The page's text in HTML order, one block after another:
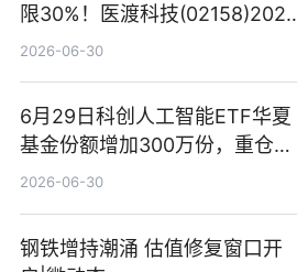
限30%！医渡科技(02158)2026
财年扭亏为盈，经营性现金流转
2026-06-30
6月29日科创人工智能ETF华夏
基金份额增加300万份，重仓股
芯原股份、寒武纪、澜起科技_快
2026-06-30
钢铁增持潮涌 估值修复窗口开